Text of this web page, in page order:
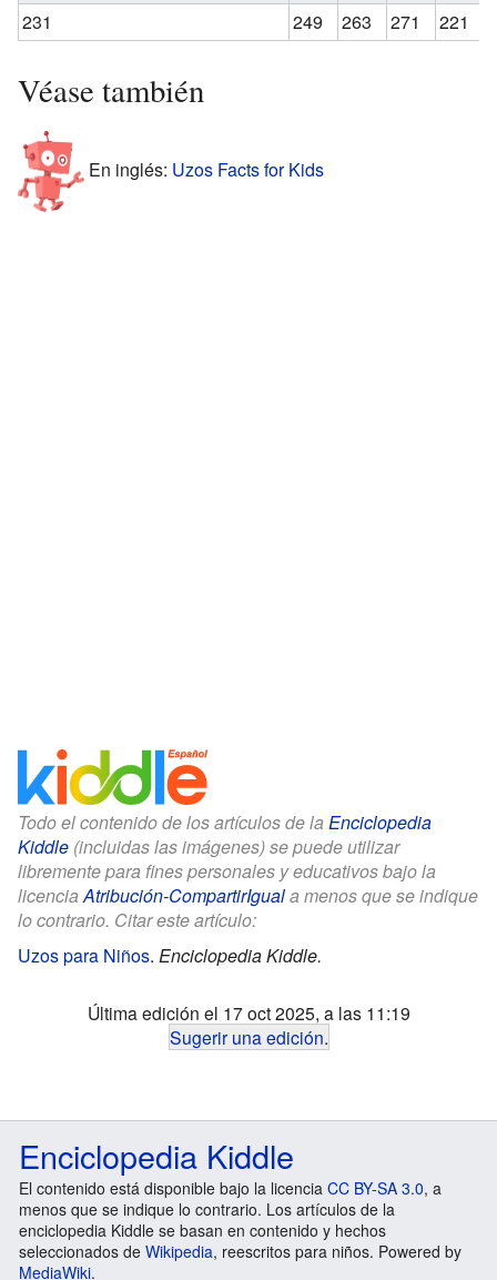
231
249 263 271 221
Véase también
En inglés: Uzos Facts for Kids
Todo el contenido de los artículos de la Enciclopedia
Kiddle (incluidas las imágenes) se puede utilizar
libremente para fines personales y educativos bajo la
licenciaAtribución-CompartirIguala menos que se indique
lo contrario. Citar este artículo:
Uzos para Niños. Enciclopedia Kiddle.
Última edición el 17 oct 2025, a las 11:19
Sugerir una edición.
Enciclopedia Kiddle
El contenido está disponible bajo la licencia CC BY-SA 3.0, a
menos que se indique lo contrario. Los artículos de la
enciclopedia Kiddle se basan en contenido y hechos
seleccionados de Wikipedia, reescritos para niños. Powered by
MediaWiki.